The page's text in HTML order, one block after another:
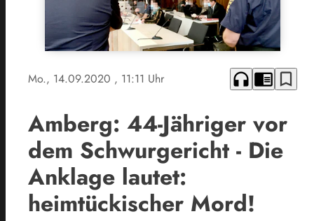
Mo., 14.09.2020 , 11:11 Uhr headphones chrome_reader_mode bookmark_border
Amberg: 44-Jähriger vor
dem Schwurgericht - Die
Anklage lautet:
heimtückischer Mord!